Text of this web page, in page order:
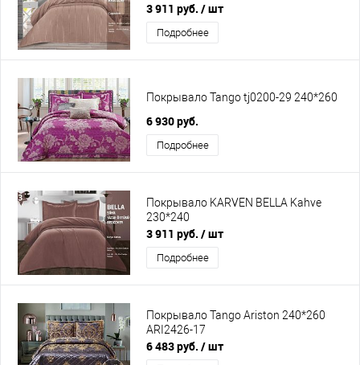
3 911 руб. / шт
Подробнее
Покрывало Tango tj0200-29 240*260
6 930 руб.
Подробнее
Покрывало KARVEN BELLA Kahve
230*240
3 911 руб. / шт
Подробнее
Покрывало Tango Ariston 240*260
ARI2426-17
6 483 руб. / шт